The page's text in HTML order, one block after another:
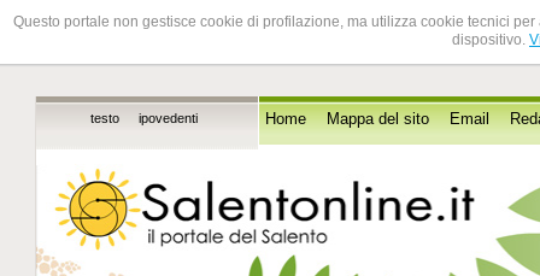
Questo portale non gestisce cookie di profilazione, ma utilizza cookie tecnici
dispositivo.
testo ipovedenti Home Mappa del sito Email